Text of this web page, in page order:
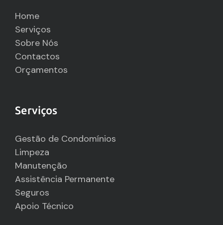
Home
Serviços
Sobre Nós
Contactos
Orçamentos
Serviços
Gestão de Condomínios
Limpeza
Manutenção
Assistência Permanente
Seguros
Apoio Técnico